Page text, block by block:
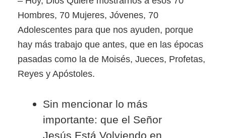
Hombres, 70 Mujeres, Jóvenes, 70
Adolescentes para que nos ayuden, porque
hay más trabajo que antes, que en las épocas
pasadas como la de Moisés, Jueces, Profetas,
Reyes y Apóstoles.
Sin mencionar lo más
importante: que el Señor
Jesús Está Volviendo en